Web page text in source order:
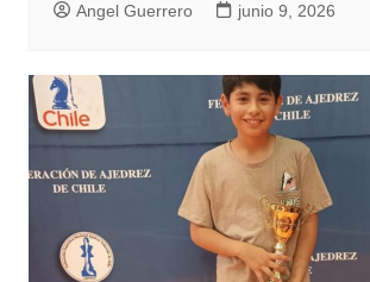
Angel Guerrero junio 9, 2026